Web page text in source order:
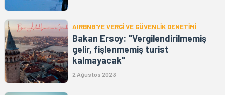
AIRBNB'YE VERGİ VE GÜVENLİK DENETİMİ
Bakan Ersoy: "Vergilendirilmemiş
gelir, fişlenmemiş turist
kalmayacak"
2 Ağustos 2023